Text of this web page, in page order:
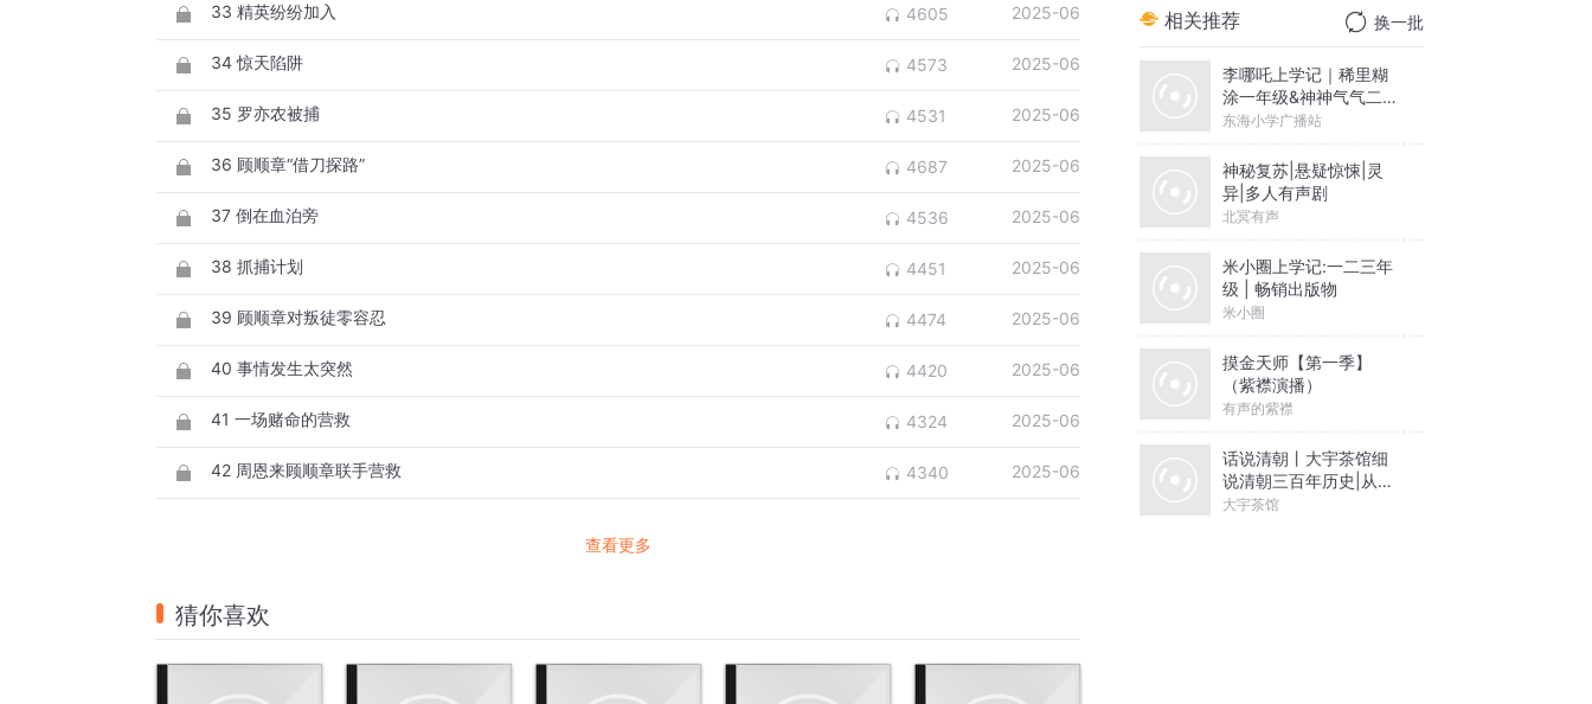
33 精英纷纷加入 4605 2025-06
34 惊天陷阱 4573 2025-06
35 罗亦农被捕 4531 2025-06
36 顾顺章“借刀探路” 4687 2025-06
37 倒在血泊旁 4536 2025-06
38 抓捕计划 4451 2025-06
39 顾顺章对叛徒零容忍 4474 2025-06
40 事情发生太突然 4420 2025-06
41 一场赌命的营救 4324 2025-06
42 周恩来顾顺章联手营救 4340 2025-06
查看更多
猜你喜欢
相关推荐 换一批
李哪吒上学记｜稀里糊
涂一年级&神神气气二年
级
东海小学广播站
神秘复苏|悬疑惊悚|灵
异|多人有声剧
北冥有声
米小圈上学记:一二三年
级 | 畅销出版物
米小圈
摸金天师【第一季】
（紫襟演播）
有声的紫襟
话说清朝丨大宇茶馆细
说清朝三百年历史|从努
尔哈赤到末代皇帝溥仪|
大宇茶馆